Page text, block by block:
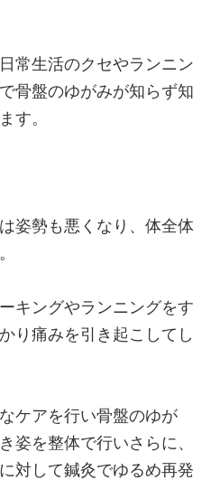
常生活のクセやランニン
骨盤のゆがみが知らず知
す。
姿勢も悪くなり、体全体
キングやランニングをす
り痛みを引き起こしてし
ケアを行い骨盤のゆが
姿を整体で行いさらに、
対して鍼灸でゆるめ再発